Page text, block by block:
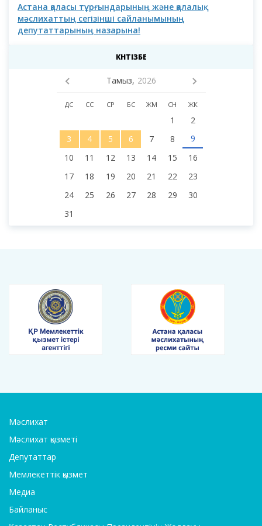
Астана қаласы тұрғындарының және қалалық
мәслихаттың сегізінші сайланымының
депутаттарының назарына!
КҮНТІЗБЕ
Тамыз, 2026
ДС СС СР БС ЖМ СН ЖК
1
2
3
4 5 6 7 8
9
10
11 12 13 14 15
16
17
18 19 20 21 22
23
24
25 26 27 28 29
30
31
Мәслихат
Мәслихат қызметі
Депутаттар
Мемлекеттік қызмет
Медиа
Байланыс